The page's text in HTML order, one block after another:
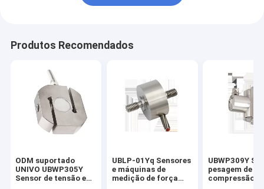
Produtos Recomendados
ODM suportado
UNIVO UBWP305Y
Sensor de tensão e
UBLP-01Yq Sensores
e máquinas de
medição de força
UBWP309Y
pesagem de
compressão